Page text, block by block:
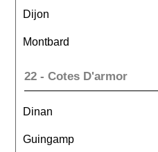
Dijon
Montbard
22 - Cotes D'armor
Dinan
Guingamp